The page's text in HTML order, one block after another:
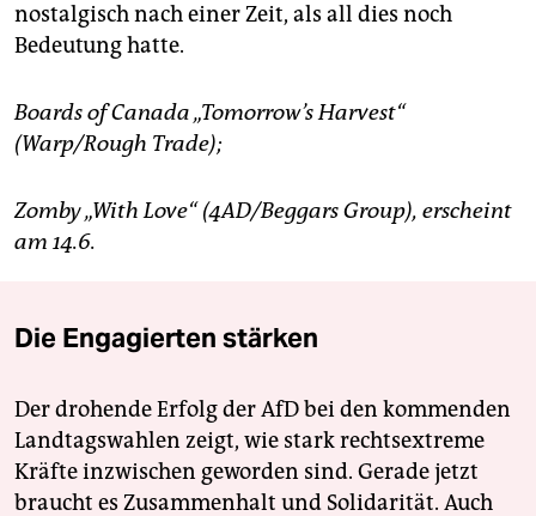
nostalgisch nach einer Zeit, als all dies noch
Bedeutung hatte.
Boards of Canada „Tomorrow’s Harvest“
(Warp/Rough Trade);
Zomby „With Love“ (4AD/Beggars Group), erscheint
am 14.6.
Die Engagierten stärken
Der drohende Erfolg der AfD bei den kommenden
Landtagswahlen zeigt, wie stark rechtsextreme
Kräfte inzwischen geworden sind. Gerade jetzt
braucht es Zusammenhalt und Solidarität. Auch